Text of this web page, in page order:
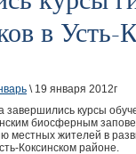
в Усть-
\ 19 января 2012г
завершились курсы
биосферным
местных жителей в
Коксинском районе.